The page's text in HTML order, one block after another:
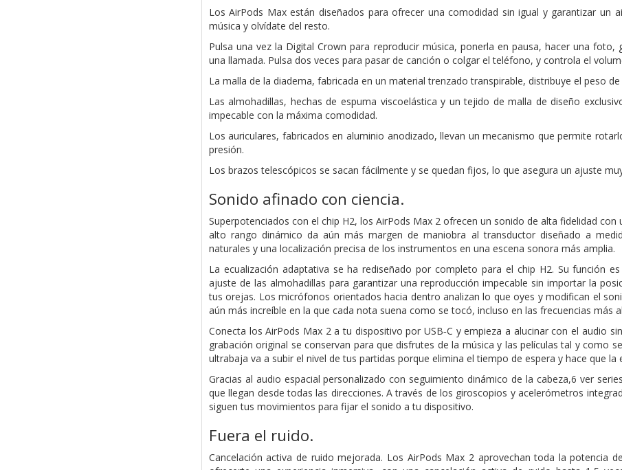
Los AirPods Max están diseñados para ofrecer una comodidad sin igual y garantizar un
música y olvídate del resto.
Pulsa una vez la Digital Crown para reproducir música, ponerla en pausa, hacer una
una llamada. Pulsa dos veces para pasar de canción o colgar el teléfono, y controla el
La malla de la diadema, fabricada en un material trenzado transpirable, distribuye el peso
Las almohadillas, hechas de espuma viscoelástica y un tejido de malla de diseño
impecable con la máxima comodidad.
Los auriculares, fabricados en aluminio anodizado, llevan un mecanismo que permite
presión.
Los brazos telescópicos se sacan fácilmente y se quedan fijos, lo que asegura un ajuste
Sonido afinado con ciencia.
Superpotenciados con el chip H2, los AirPods Max 2 ofrecen un sonido de alta fidelidad
alto rango dinámico da aún más margen de maniobra al transductor diseñado a
naturales y una localización precisa de los instrumentos en una escena sonora más amplia.
La ecualización adaptativa se ha rediseñado por completo para el chip H2. Su función
ajuste de las almohadillas para garantizar una reproducción impecable sin importar la
tus orejas. Los micrófonos orientados hacia dentro analizan lo que oyes y modifican el
aún más increíble en la que cada nota suena como se tocó, incluso en las frecuencias más
Conecta los AirPods Max 2 a tu dispositivo por USB‑C y empieza a alucinar con el audio
grabación original se conservan para que disfrutes de la música y las películas tal y como
ultrabaja va a subir el nivel de tus partidas porque elimina el tiempo de espera y hace que la
Gracias al audio espacial personalizado con seguimiento dinámico de la cabeza,6 ver
que llegan desde todas las direcciones. A través de los giroscopios y acelerómetros
siguen tus movimientos para fijar el sonido a tu dispositivo.
Fuera el ruido.
Cancelación activa de ruido mejorada. Los AirPods Max 2 aprovechan toda la potencia